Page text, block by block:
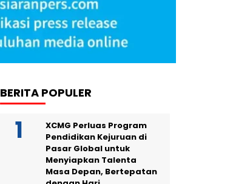
BERITA POPULER
XCMG Perluas Program
Pendidikan Kejuruan di
Pasar Global untuk
Menyiapkan Talenta
Masa Depan, Bertepatan